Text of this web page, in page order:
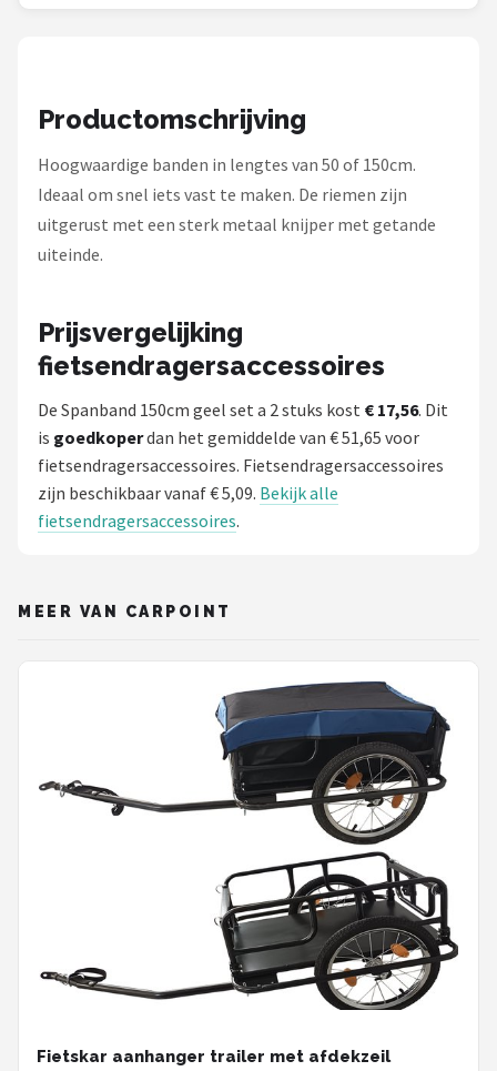
Cortina
Alle merken →
Productomschrijving
Hoogwaardige banden in lengtes van 50 of 150cm.
Ideaal om snel iets vast te maken. De riemen zijn
uitgerust met een sterk metaal knijper met getande
uiteinde.
Prijsvergelijking
fietsendragersaccessoires
De Spanband 150cm geel set a 2 stuks kost € 17,56. Dit
is goedkoperdan het gemiddelde van € 51,65 voor
fietsendragersaccessoires. Fietsendragersaccessoires
zijn beschikbaar vanaf € 5,09. Bekijk alle
fietsendragersaccessoires.
MEER VAN CARPOINT
Fietskar aanhanger trailer met afdekzeil